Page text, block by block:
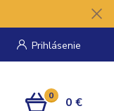
Prihlásenie
0 0 €